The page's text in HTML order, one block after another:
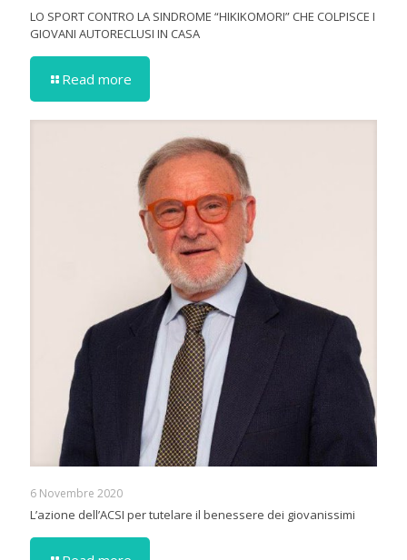
LO SPORT CONTRO LA SINDROME “HIKIKOMORI” CHE COLPISCE I
GIOVANI AUTORECLUSI IN CASA
Read more
6 Novembre 2020
L’azione dell’ACSI per tutelare il benessere dei giovanissimi